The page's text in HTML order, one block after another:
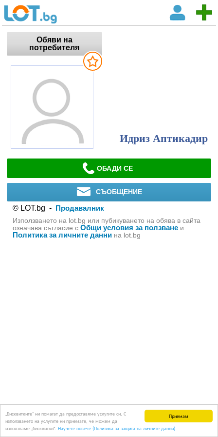
Приемам
„Бисквитките“ ни помагат да предоставяме услугите си. С
използването на услугите ни приемате, че можем да
използваме „бисквитки“. Научете повече (Политика за защита на личните данни)
Обяви на
потребителя
Идриз Аптикадир
ОБАДИ СЕ
СЪОБЩЕНИЕ
© LOT.bg - Продавалник
Използването на lot.bg или пубикуването на обява в сайта
означава съгласие с Общи условия за ползванеи
Политика за личните даннина lot.bg